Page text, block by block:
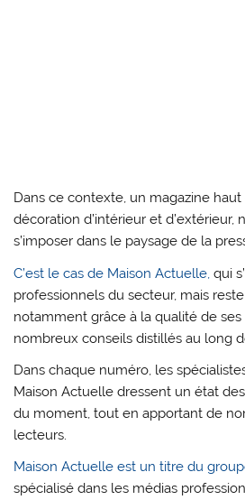
Dans ce contexte, un magazine
décoration d’intérieur et d’extérieur,
s’imposer dans le paysage de la
C’est le cas de Maison Actuelle, qui
professionnels du secteur, mais
notamment grâce à la qualité de
nombreux conseils distillés au long
Dans chaque numéro, les
Maison Actuelle dressent un état
du moment, tout en apportant de
lecteurs.
Maison Actuelle est un titre du
spécialisé dans les médias